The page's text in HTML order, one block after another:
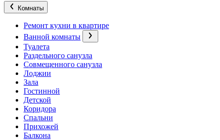
Комнаты
Ремонт кухни в квартире
Ванной комнаты
Туалета
Раздельного санузла
Совмещенного санузла
Лоджии
Зала
Гостинной
Детской
Коридора
Спальни
Прихожей
Балкона